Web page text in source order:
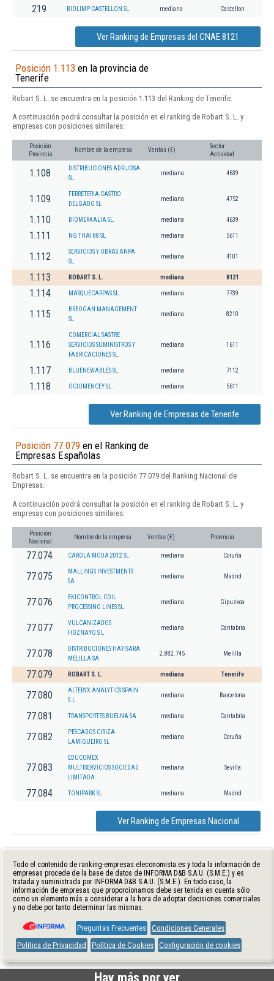
219 BIOLIMP CASTELLON SL. mediana Castellon
Ver Ranking de Empresas del CNAE 8121
Posición 1.113 en la provincia de
Tenerife
Robart S. L. se encuentra en la posición 1.113 del Ranking de Tenerife.
A continuación podrá consultar la posición en el ranking de Robart S. L. y
empresas con posiciones similares:
Posición
Provincia
Nombre de la empresa Ventas (€)
Sector
Actividad
1.108
DISTRIBUCIONES ADRIJOSA
SL.
mediana 4639
1.109
FERRETERIA CASTRO
DELGADO SL
mediana 4752
1.110 BIOMERKALIA SL. mediana 4639
1.111 NG THAI 88 SL mediana 5611
1.112
SERVICIOS Y OBRAS ANPA
SL.
mediana 4101
1.113 ROBART S. L. mediana 8121
1.114 MASQUECARPAS SL. mediana 7739
1.115
BREOGAN MANAGEMENT
SL
mediana 8210
1.116
COMERCIAL SASTRE
SERVICIOS SUMINISTROS Y
FABRICACIONES SL.
mediana 1611
1.117 BLUENEWABLES SL. mediana 7112
1.118 OCIOMENCEY SL. mediana 5611
Ver Ranking de Empresas de Tenerife
Posición 77.079 en el Ranking de
Empresas Españolas
Robart S. L. se encuentra en la posición 77.079 del Ranking Nacional de
Empresas.
A continuación podrá consultar la posición en el ranking de Robart S. L. y
empresas con posiciones similares:
Posición
Nacional
Nombre de la empresa Ventas (€) Provincia
77.074 CAROLA MODA 2012 SL mediana Coruña
77.075
MALLINGS INVESTMENTS
SA
mediana Madrid
77.076
EKICONTROL COIL
PROCESSING LINES SL.
mediana Gipuzkoa
77.077
VULCANIZADOS
HOZNAYO S L
mediana Cantabria
77.078
DISTRIBUCIONES HAYISARA
MELILLA SA
2.882.745 Melilla
77.079 ROBART S. L. mediana Tenerife
77.080
ALTERYX ANALYTICS SPAIN
S.L.
mediana Barcelona
77.081 TRANSPORTES BUELNA SA mediana Cantabria
77.082
PESCADOS CIRIZA
LAMIGUEIRO SL
mediana Coruña
77.083
EDUCOMEX
MULTISERVICIOS SOCIEDAD
LIMITADA
mediana Sevilla
77.084 TONIPARK SL mediana Madrid
Ver Ranking de Empresas Nacional
Todo el contenido de ranking-empresas.eleconomista.es y toda la información de
empresas procede de la base de datos de INFORMA D&B S.A.U. (S.M.E.) y es
tratada y suministrada por INFORMA D&B S.A.U. (S.M.E.). En todo caso, la
información de empresas que proporcionamos debe ser tenida en cuenta sólo
como un elemento más a considerar a la hora de adoptar decisiones comerciales
y no debe por tanto determinar las mismas.
Preguntas Frecuentes Condiciones Generales
Política de Privacidad
Política de Cookies Configuración de cookies
Hay más por ver